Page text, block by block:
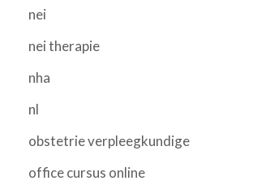
nei
nei therapie
nha
nl
obstetrie verpleegkundige
office cursus online